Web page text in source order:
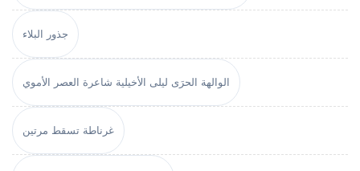
جذور البلاء
الوالهة الحرَى ليلى الأخيلية شاعرة العصر الأموي
غرناطة تسقط مرتين